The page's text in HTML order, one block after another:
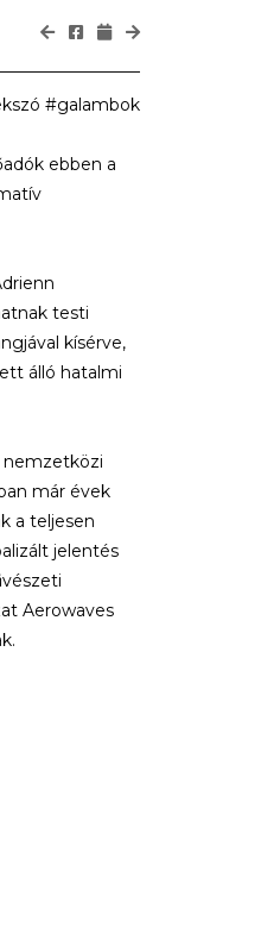
#galambok
ebben a
testi
kísérve,
álló hatalmi
nemzetközi
már évek
a teljesen
jelentés
Aerowaves